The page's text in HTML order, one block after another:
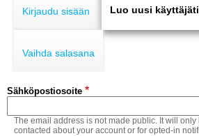
ENDURO
MOTOCROSS
MUUT LAJIT
YLEISTÄ
tabs
Kirjaudu sisään Luo uusi
Vaihda salasana
Sähköpostiosoite
The email address is not made public. It will
contacted about your account or for opted-in